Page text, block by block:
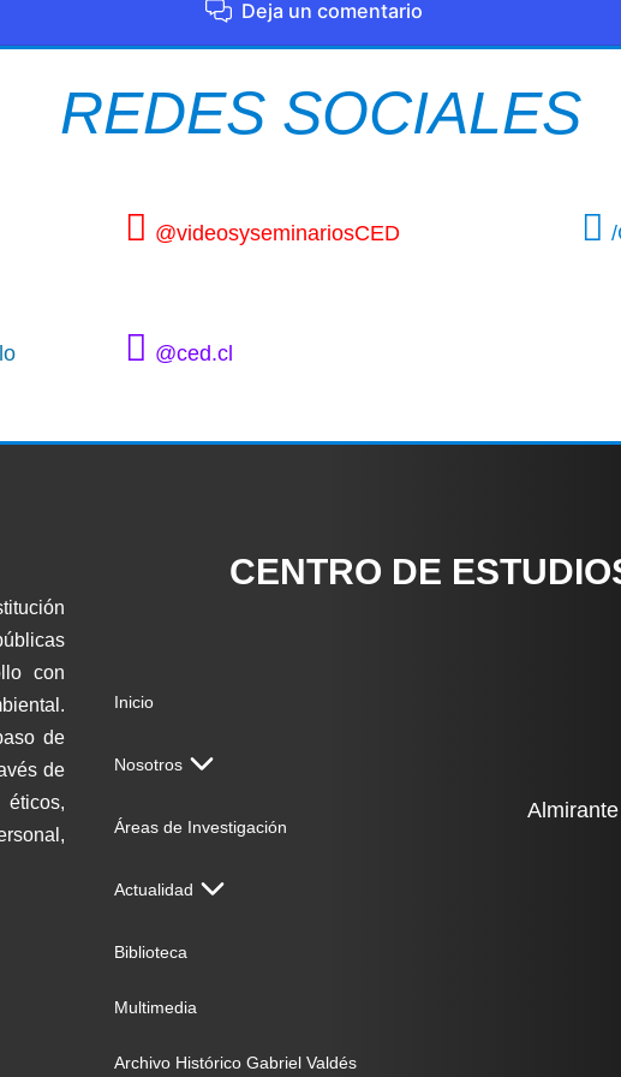
Deja un comentario
REDES SOCIALES
@videosyseminariosCED
@ced.cl
con
de
de
CENTRO DE
Inicio
Nosotros
Áreas de Investigación
Actualidad
Biblioteca
Multimedia
Archivo Histórico Gabriel Valdés